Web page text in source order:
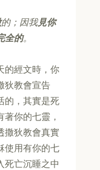
的；因我見你
全的。
的經文時，你
狄教會宣告
的，其實是死
你的七靈，
撒狄教會真實
使用有你的七
死亡沉睡之中